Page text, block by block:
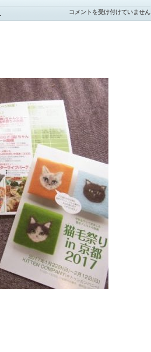
猫
毛
コメントを受け付けていません